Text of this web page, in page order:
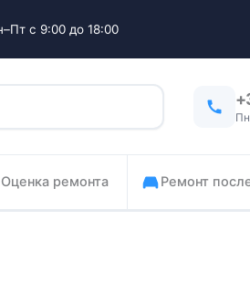
с 9:00 до 18:00
Оценка ремонта Ремонт